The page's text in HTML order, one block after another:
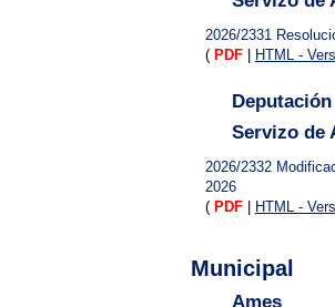
2026/2331
( PDF HTML -
Servizo de
2026/2332
2026
( PDF HTML -
Municipal
Ames